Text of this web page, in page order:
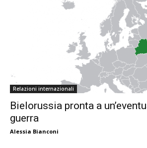
Relazioni internazionali
Bielorussia pronta a
guerra
Alessia Bianconi